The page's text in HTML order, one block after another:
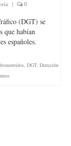
| 0
(DGT) se
que habían
españoles.
, DGT, Dirección